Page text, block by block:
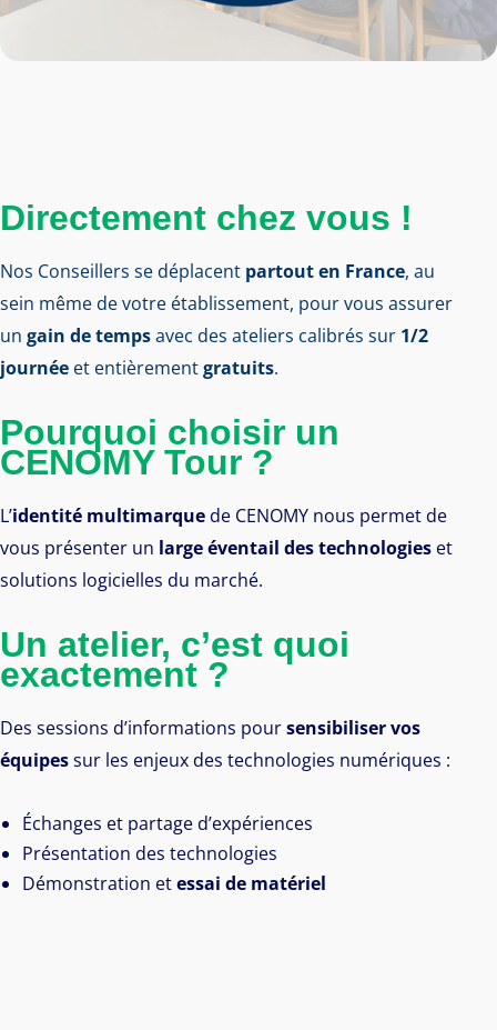
Directement chez vous !
Nos Conseillers se déplacent partout en France, au
sein même de votre établissement, pour vous assurer
un gain de tempsavec des ateliers calibrés sur 1/2
journée et entièrementgratuits.
Pourquoi choisir un
CENOMY Tour ?
L’identité multimarquede CENOMY nous permet de
vous présenter un large éventail des technologies et
solutions logicielles du marché.
Un atelier, c’est quoi
exactement ?
Des sessions d’informations poursensibiliser vos
équipessur les enjeux des technologies numériques :
Échanges et partage d’expériences
Présentation des technologies
Démonstration etessai de matériel